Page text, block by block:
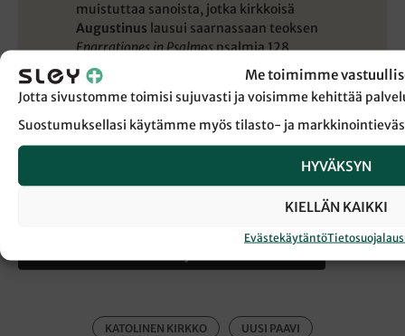
Me toimimme
Jotta sivustomme toimisi sujuvasti ja voisimme kehittää
Suostumuksellasi käytämme myös tilasto- ja
HYVÄKSYN
KIELLÄN KAIKKI
Evästekäytäntö
muistuttaa sanoista, jotka kirkkoisä
Augustinus lausui saarnassaan teoksen
Enarrationes in Psalmospsalmia 128
koskevassa selityksessä: ”Vaikka meitä
kristittyjä onkin monta, hänessä yhdessä
me olemme yhtä”.
katolinen.fi/Sanansaattajan toimitus
KATOLINEN KIRKKO UUSI PAAVI